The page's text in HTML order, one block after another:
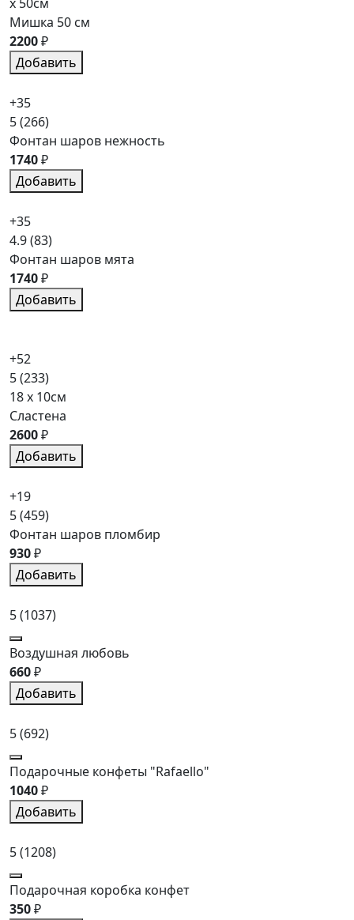
Мишка 50 см
2200₽
Добавить
+35
5(266)
Фонтан шаров нежность
1740₽
Добавить
+35
4.9(83)
Фонтан шаров мята
1740₽
Добавить
+52
5(233)
18 x 10см
Сластена
2600₽
Добавить
+19
5(459)
Фонтан шаров пломбир
930₽
Добавить
5(1037)
Воздушная любовь
660₽
Добавить
5(692)
Подарочные конфеты "Rafaello"
1040₽
Добавить
5(1208)
Подарочная коробка конфет
350₽